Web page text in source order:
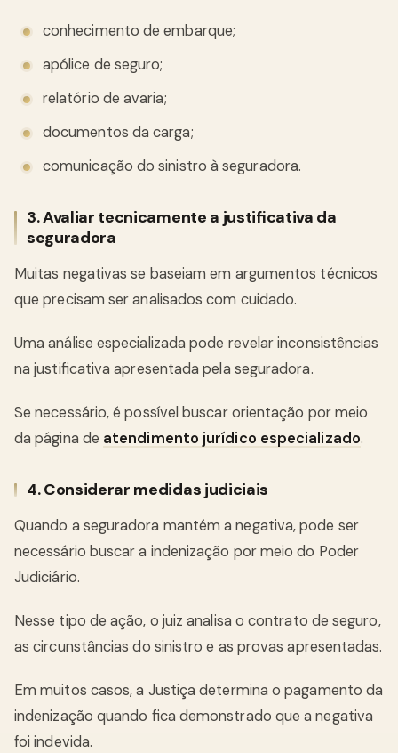
conhecimento de embarque;
apólice de seguro;
relatório de avaria;
documentos da carga;
comunicação do sinistro à seguradora.
3. Avaliar tecnicamente a justificativa da
seguradora
Muitas negativas se baseiam em argumentos técnicos
que precisam ser analisados com cuidado.
Uma análise especializada pode revelar inconsistências
na justificativa apresentada pela seguradora.
Se necessário, é possível buscar orientação por meio
da página de atendimento jurídico especializado.
4. Considerar medidas judiciais
Quando a seguradora mantém a negativa, pode ser
necessário buscar a indenização por meio do Poder
Judiciário.
Nesse tipo de ação, o juiz analisa o contrato de seguro,
as circunstâncias do sinistro e as provas apresentadas.
Em muitos casos, a Justiça determina o pagamento da
indenização quando fica demonstrado que a negativa
foi indevida.